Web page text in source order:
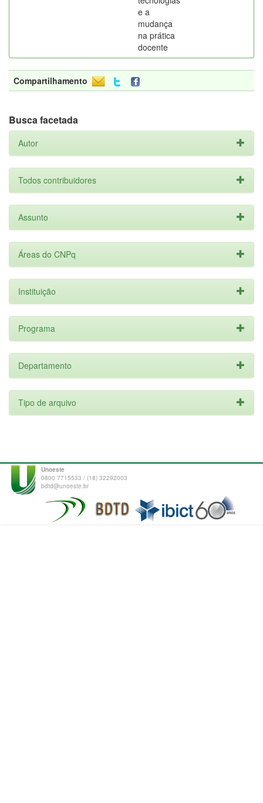
e a
mudança
na prática
docente
Compartilhamento
Busca facetada
Autor
Todos contribuidores
Assunto
Áreas do CNPq
Instituição
Programa
Departamento
Tipo de arquivo
Unoeste
0800 7715533 / (18) 32292003
bdtd@unoeste.br